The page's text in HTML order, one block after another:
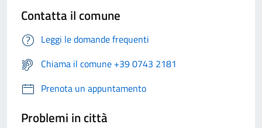
Contatta il comune
Leggi le domande frequenti
Chiama il comune +39 0743 2181
Prenota un appuntamento
Problemi in città